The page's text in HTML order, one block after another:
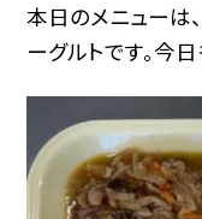
本日のメニューは
ーグルトです。今